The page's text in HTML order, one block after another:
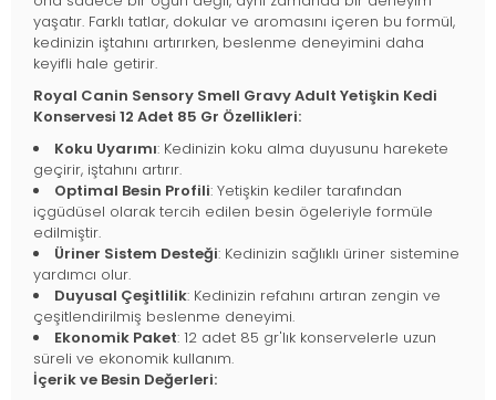
yaşatır. Farklı tatlar, dokular ve aromasını içeren bu formül,
kedinizin iştahını artırırken, beslenme deneyimini daha
keyifli hale getirir.
Royal Canin Sensory Smell Gravy Adult Yetişkin Kedi
Konservesi 12 Adet 85 Gr Özellikleri:
Koku Uyarımı: Kedinizin koku alma duyusunu harekete
geçirir, iştahını artırır.
Optimal Besin Profili: Yetişkin kediler tarafından
içgüdüsel olarak tercih edilen besin ögeleriyle formüle
edilmiştir.
Üriner Sistem Desteği: Kedinizin sağlıklı üriner sistemine
yardımcı olur.
Duyusal Çeşitlilik: Kedinizin refahını artıran zengin ve
çeşitlendirilmiş beslenme deneyimi.
Ekonomik Paket: 12 adet 85 gr'lık konservelerle uzun
süreli ve ekonomik kullanım.
İçerik ve Besin Değerleri: